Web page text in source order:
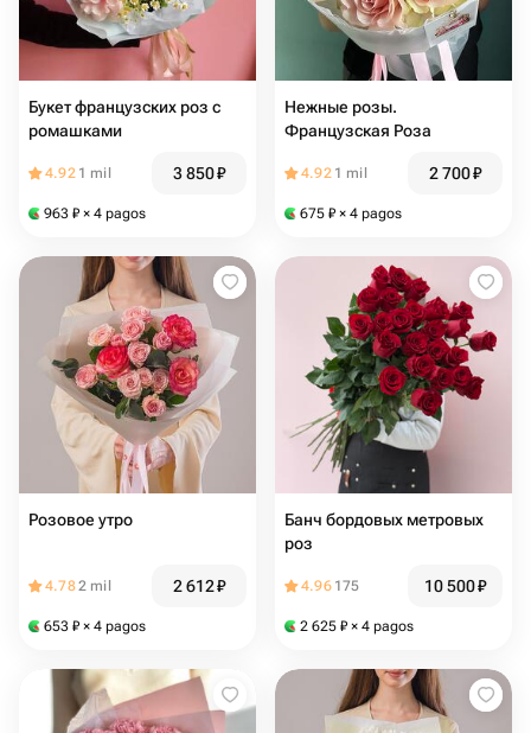
Букет французских роз с
ромашками
4.92 1 mil 3 850₽
963 ₽ × 4 pagos
Нежные розы.
Французская Роза
4.92 1 mil 2 700₽
675 ₽ × 4 pagos
Розовое утро
4.782 mil 2 612₽
653 ₽ × 4 pagos
Банч бордовых метровых
роз
4.96 175 10 500₽
2 625 ₽ × 4 pagos